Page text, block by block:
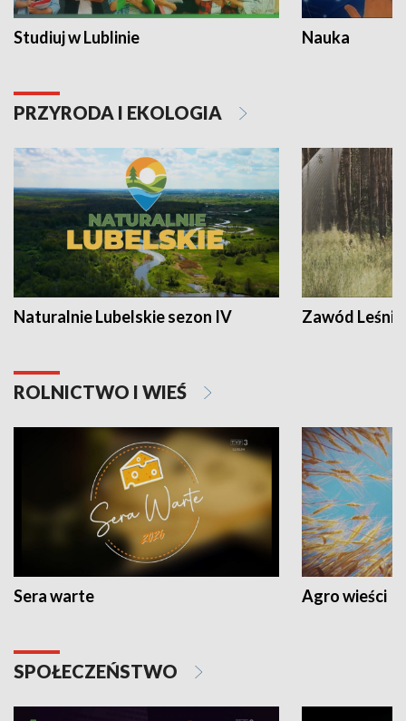
Studiuj w Lublinie Nauka
PRZYRODA I EKOLOGIA
Naturalnie Lubelskie sezon IV Zawód Leśnik
ROLNICTWO I WIEŚ
Sera warte Agro wieści
SPOŁECZEŃSTWO